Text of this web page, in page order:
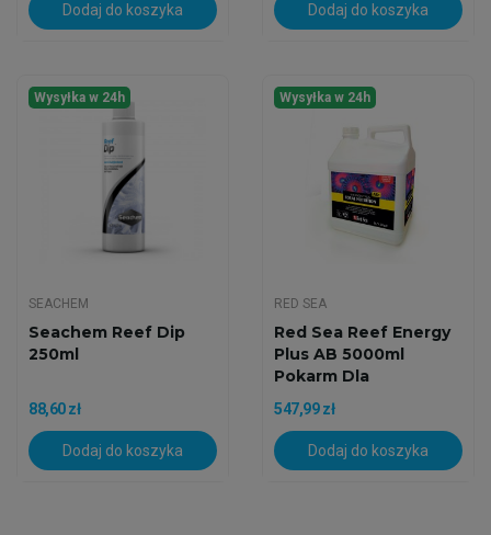
Dodaj do koszyka Dodaj do koszyka
Wysyłka w 24h
SEACHEM
Seachem Reef Dip
250ml
88,60 zł
Dodaj do koszyka
Wysyłka w 24h
RED SEA
Red Sea Reef Energy
Plus AB 5000ml
Pokarm Dla
Koralowców
547,99 zł
Dodaj do koszyka